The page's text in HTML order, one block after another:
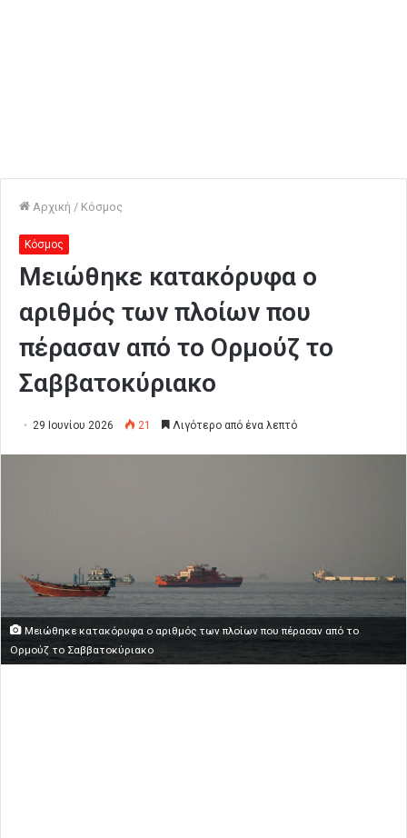
Αρχική / Κόσμος
Κόσμος
Μειώθηκε κατακόρυφα ο
αριθμός των πλοίων που
πέρασαν από το Ορμούζ το
Σαββατοκύριακο
29 Ιουνίου 2026 21 Λιγότερο από ένα λεπτό
Μειώθηκε κατακόρυφα ο αριθμός των πλοίων που πέρασαν από το
Ορμούζ το Σαββατοκύριακο